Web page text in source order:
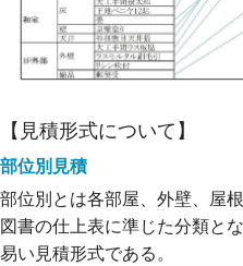
【見積形式について】
部位別見積
部位別とは各部屋、外壁、屋
図書の仕上表に準じた分類と
易い見積形式である。